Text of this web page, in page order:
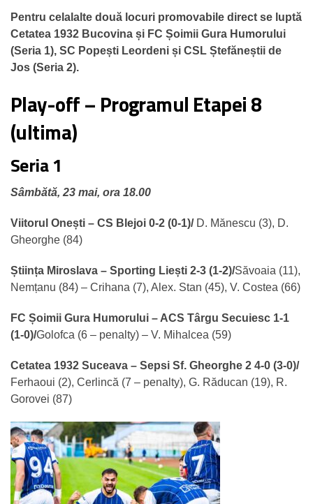
Pentru celalalte două locuri promovabile direct se luptă
Cetatea 1932 Bucovina și FC Șoimii Gura Humorului
(Seria 1), SC Popești Leordeni și CSL Ștefăneștii de
Jos (Seria 2).
Play-off – Programul Etapei 8
(ultima)
Seria 1
Sâmbătă, 23 mai, ora 18.00
Viitorul Onești – CS Blejoi 0-2 (0-1)/ D. Mănescu (3), D.
Gheorghe (84)
Știința Miroslava – Sporting Liești 2-3 (1-2)/Săvoaia (11),
Nemțanu (84) – Crihana (7), Alex. Stan (45), V. Costea (66)
FC Șoimii Gura Humorului – ACS Târgu Secuiesc 1-1
(1-0)/Golofca (6 – penalty) – V. Mihalcea (59)
Cetatea 1932 Suceava – Sepsi Sf. Gheorghe 2 4-0 (3-0)/
Ferhaoui (2), Cerlincă (7 – penalty), G. Răducan (19), R.
Gorovei (87)